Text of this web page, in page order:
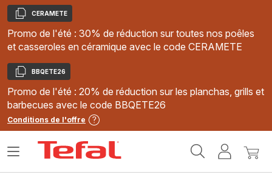
Copier
CERAMETE
Promo de l'été : 30% de réduction sur toutes nos poêles
et casseroles en céramique avec le code CERAMETE
Copier
BBQETE26
Promo de l'été : 20% de réduction sur les planchas, grills et
barbecues avec le code BBQETE26
Conditions de l'offre
MonMon
Ouvrir